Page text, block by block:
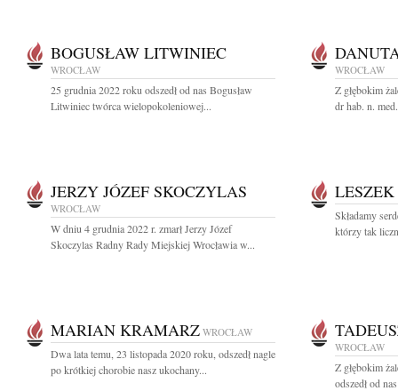
BOGUSŁAW LITWINIEC
WROCŁAW
25 grudnia 2022 roku odszedł od nas Bogusław
Litwiniec twórca wielopokoleniowej...
WROCŁAW
Z głębokim
dr hab. n.
JERZY JÓZEF SKOCZYLAS
WROCŁAW
W dniu 4 grudnia 2022 r. zmarł Jerzy Józef
Skoczylas Radny Rady Miejskiej Wrocławia w...
Składamy
którzy tak
MARIAN KRAMARZ WROCŁAW
Dwa lata temu, 23 listopada 2020 roku, odszedł nagle
po krótkiej chorobie nasz ukochany...
WROCŁAW
Z głębokim
odszedł od